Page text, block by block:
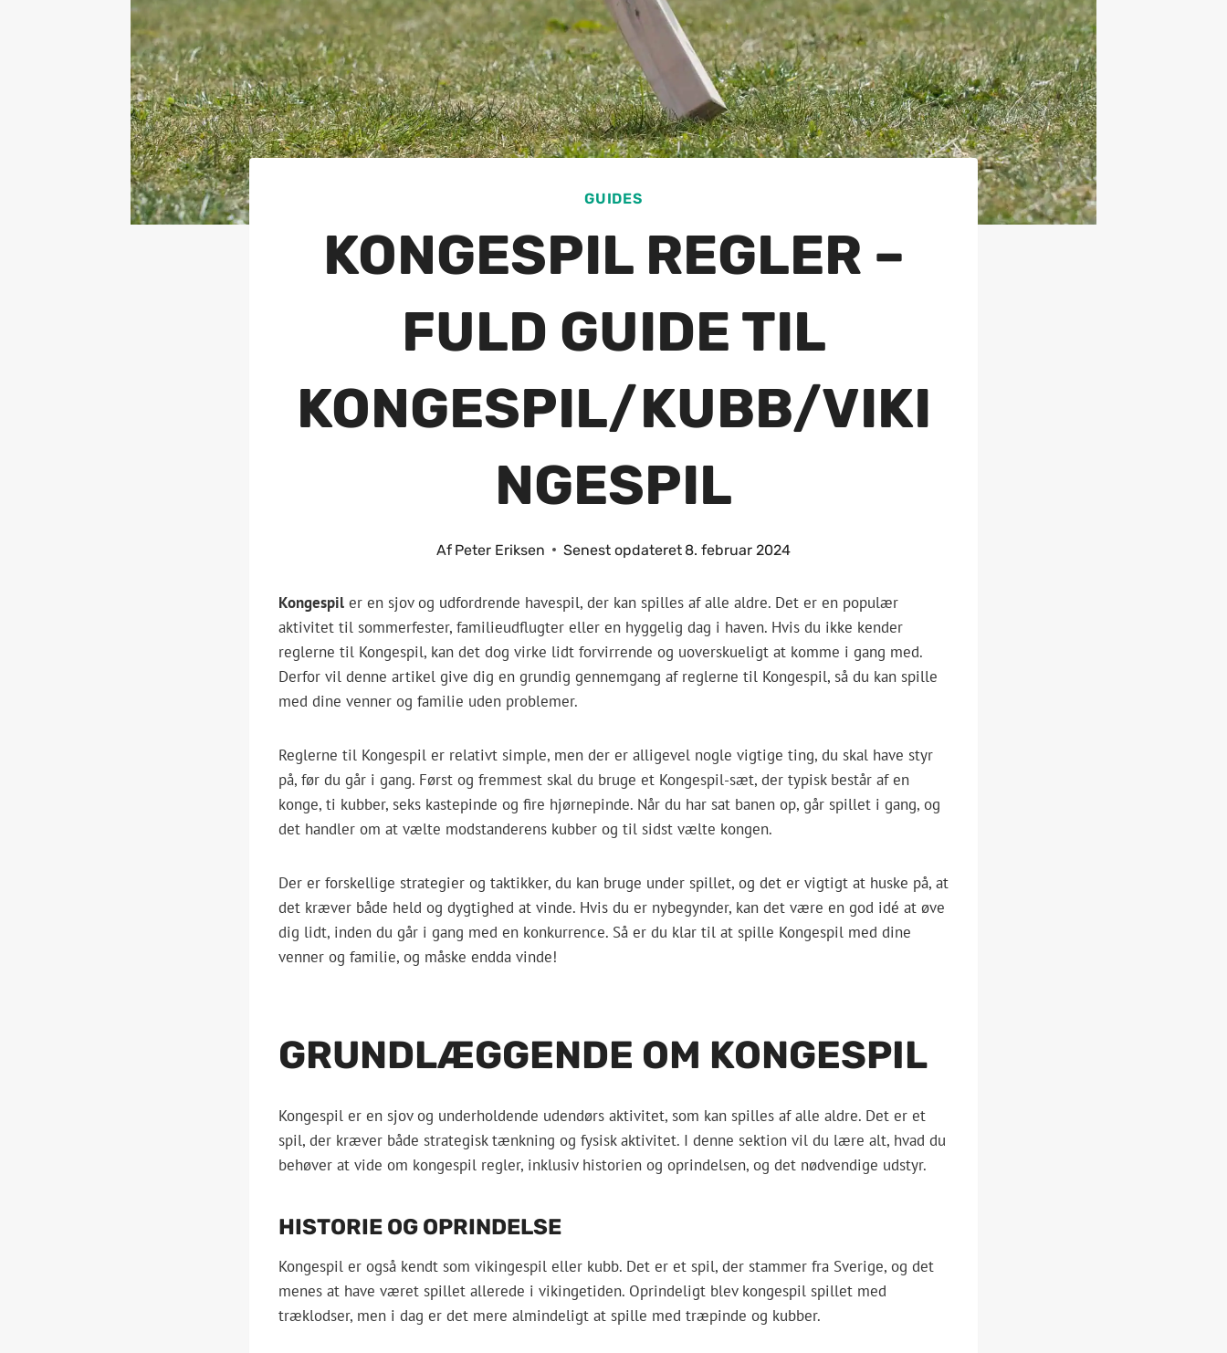
GUIDES
KONGESPIL REGLER –
FULD GUIDE TIL
KONGESPIL/KUBB/VIKI
NGESPIL
Af Peter Eriksen Senest opdateret 8. februar 2024
Kongespiler en sjov og udfordrende havespil, der kan spilles af alle aldre. Det er en populær
aktivitet til sommerfester, familieudflugter eller en hyggelig dag i haven. Hvis du ikke kender
reglerne til Kongespil, kan det dog virke lidt forvirrende og uoverskueligt at komme i gang med.
Derfor vil denne artikel give dig en grundig gennemgang af reglerne til Kongespil, så du kan spille
med dine venner og familie uden problemer.
Reglerne til Kongespil er relativt simple, men der er alligevel nogle vigtige ting, du skal have styr
på, før du går i gang. Først og fremmest skal du bruge et Kongespil-sæt, der typisk består af en
konge, ti kubber, seks kastepinde og fire hjørnepinde. Når du har sat banen op, går spillet i gang, og
det handler om at vælte modstanderens kubber og til sidst vælte kongen.
Der er forskellige strategier og taktikker, du kan bruge under spillet, og det er vigtigt at huske på, at
det kræver både held og dygtighed at vinde. Hvis du er nybegynder, kan det være en god idé at øve
dig lidt, inden du går i gang med en konkurrence. Så er du klar til at spille Kongespil med dine
venner og familie, og måske endda vinde!
GRUNDLÆGGENDE OM KONGESPIL
Kongespil er en sjov og underholdende udendørs aktivitet, som kan spilles af alle aldre. Det er et
spil, der kræver både strategisk tænkning og fysisk aktivitet. I denne sektion vil du lære alt, hvad du
behøver at vide om kongespil regler, inklusiv historien og oprindelsen, og det nødvendige udstyr.
HISTORIE OG OPRINDELSE
Kongespil er også kendt som vikingespil eller kubb. Det er et spil, der stammer fra Sverige, og det
menes at have været spillet allerede i vikingetiden. Oprindeligt blev kongespil spillet med
træklodser, men i dag er det mere almindeligt at spille med træpinde og kubber.